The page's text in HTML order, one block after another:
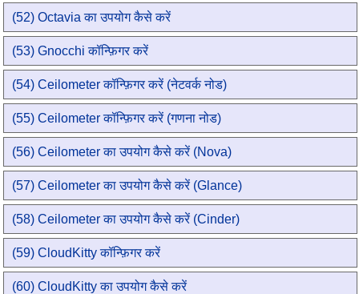
(52) Octavia का उपयोग कैसे करें
(53) Gnocchi कॉन्फ़िगर करें
(54) Ceilometer कॉन्फ़िगर करें (नेटवर्क नोड)
(55) Ceilometer कॉन्फ़िगर करें (गणना नोड)
(56) Ceilometer का उपयोग कैसे करें (Nova)
(57) Ceilometer का उपयोग कैसे करें (Glance)
(58) Ceilometer का उपयोग कैसे करें (Cinder)
(59) CloudKitty कॉन्फ़िगर करें
(60) CloudKitty का उपयोग कैसे करें